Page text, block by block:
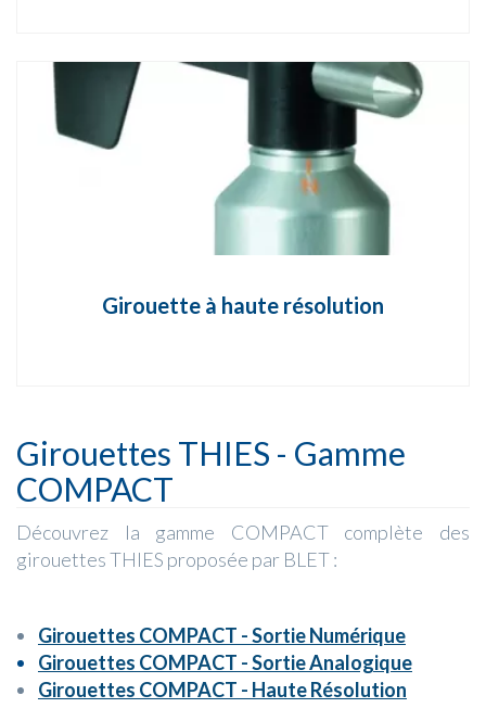
Girouette à haute résolution
Girouettes THIES - Gamme
COMPACT
Découvrez la gamme COMPACT complète des
girouettes THIES proposée par BLET :
Girouettes COMPACT - Sortie Numérique
Girouettes COMPACT - Sortie Analogique
Girouettes COMPACT - Haute Résolution